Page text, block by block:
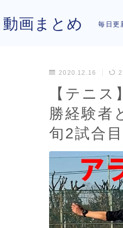
画まとめ 毎日更
2020.12.16
【テニ
勝経験者
旬2試合